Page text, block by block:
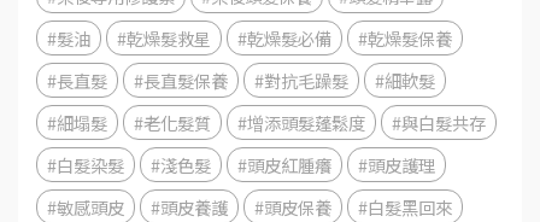
#髮油
#乾燥髮救星 #乾燥髮必備
#乾燥髮保養
#長直髮
#長直髮保養 #對抗毛躁髮
#細軟髮
#細塌髮
#老化髮質 #增添頭髮蓬鬆度
#與白髮共存
#白髮染髮
#淺色髮 #頭皮紅腫癢
#頭皮護理
#敏感頭皮
#頭皮養護 #頭皮保養
#白髮黑回來